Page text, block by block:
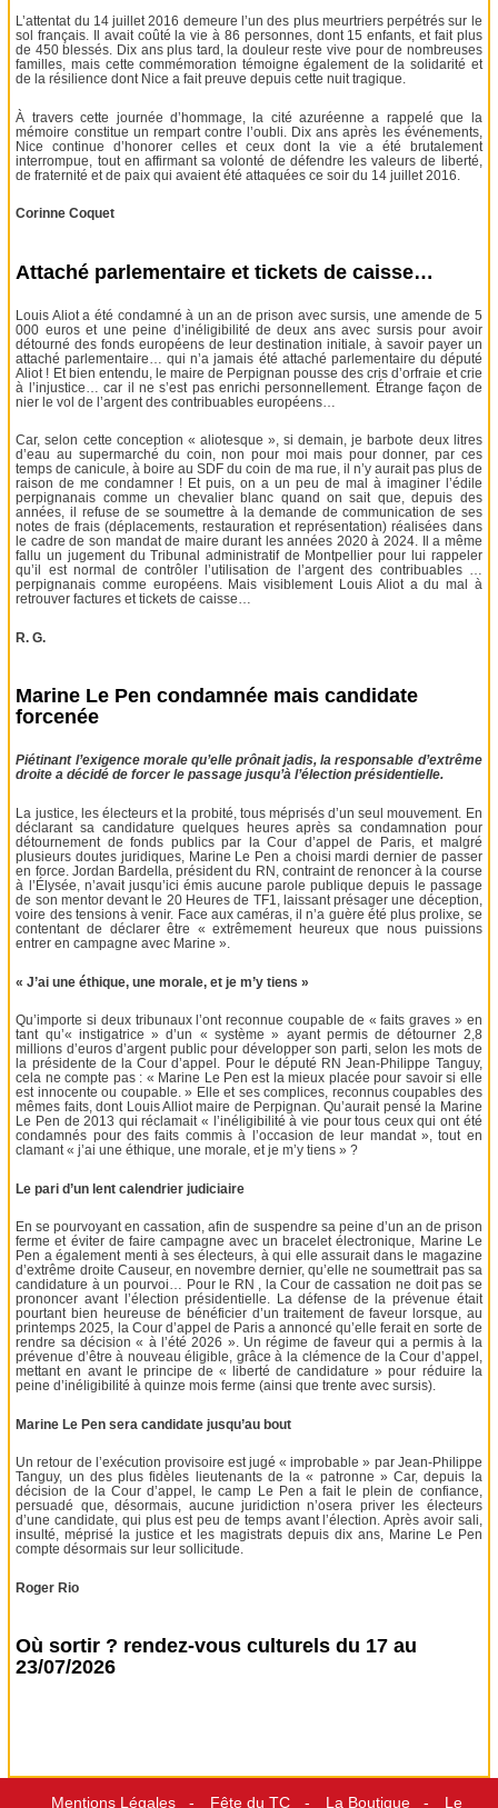
L’attentat du 14 juillet 2016 demeure l’un des plus meurtriers perpétrés sur le
sol français. Il avait coûté la vie à 86 personnes, dont 15 enfants, et fait plus
de 450 blessés. Dix ans plus tard, la douleur reste vive pour de nombreuses
familles, mais cette commémoration témoigne également de la solidarité et
de la résilience dont Nice a fait preuve depuis cette nuit tragique.
À travers cette journée d’hommage, la cité azuréenne a rappelé que la
mémoire constitue un rempart contre l’oubli. Dix ans après les événements,
Nice continue d’honorer celles et ceux dont la vie a été brutalement
interrompue, tout en affirmant sa volonté de défendre les valeurs de liberté,
de fraternité et de paix qui avaient été attaquées ce soir du 14 juillet 2016.
Corinne Coquet
Attaché parlementaire et tickets de caisse…
Louis Aliot a été condamné à un an de prison avec sursis, une amende de 5
000 euros et une peine d’inéligibilité de deux ans avec sursis pour avoir
détourné des fonds européens de leur destination initiale, à savoir payer un
attaché parlementaire… qui n’a jamais été attaché parlementaire du député
Aliot ! Et bien entendu, le maire de Perpignan pousse des cris d’orfraie et crie
à l’injustice… car il ne s’est pas enrichi personnellement. Étrange façon de
nier le vol de l’argent des contribuables européens…
Car, selon cette conception « aliotesque », si demain, je barbote deux litres
d’eau au supermarché du coin, non pour moi mais pour donner, par ces
temps de canicule, à boire au SDF du coin de ma rue, il n’y aurait pas plus de
raison de me condamner ! Et puis, on a un peu de mal à imaginer l’édile
perpignanais comme un chevalier blanc quand on sait que, depuis des
années, il refuse de se soumettre à la demande de communication de ses
notes de frais (déplacements, restauration et représentation) réalisées dans
le cadre de son mandat de maire durant les années 2020 à 2024. Il a même
fallu un jugement du Tribunal administratif de Montpellier pour lui rappeler
qu’il est normal de contrôler l’utilisation de l’argent des contribuables …
perpignanais comme européens. Mais visiblement Louis Aliot a du mal à
retrouver factures et tickets de caisse…
R. G.
Marine Le Pen condamnée mais candidate
forcenée
Piétinant l’exigence morale qu’elle prônait jadis, la responsable d’extrême
droite a décidé de forcer le passage jusqu’à l’élection présidentielle.
La justice, les électeurs et la probité, tous méprisés d’un seul mouvement. En
déclarant sa candidature quelques heures après sa condamnation pour
détournement de fonds publics par la Cour d’appel de Paris, et malgré
plusieurs doutes juridiques, Marine Le Pen a choisi mardi dernier de passer
en force. Jordan Bardella, président du RN, contraint de renoncer à la course
à l’Élysée, n’avait jusqu’ici émis aucune parole publique depuis le passage
de son mentor devant le 20 Heures de TF1, laissant présager une déception,
voire des tensions à venir. Face aux caméras, il n’a guère été plus prolixe, se
contentant de déclarer être « extrêmement heureux que nous puissions
entrer en campagne avec Marine ».
« J’ai une éthique, une morale, et je m’y tiens »
Qu’importe si deux tribunaux l’ont reconnue coupable de « faits graves » en
tant qu’« instigatrice » d’un « système » ayant permis de détourner 2,8
millions d’euros d’argent public pour développer son parti, selon les mots de
la présidente de la Cour d’appel. Pour le député RN Jean-Philippe Tanguy,
cela ne compte pas : « Marine Le Pen est la mieux placée pour savoir si elle
est innocente ou coupable. » Elle et ses complices, reconnus coupables des
mêmes faits, dont Louis Alliot maire de Perpignan. Qu’aurait pensé la Marine
Le Pen de 2013 qui réclamait « l’inéligibilité à vie pour tous ceux qui ont été
condamnés pour des faits commis à l’occasion de leur mandat », tout en
clamant « j’ai une éthique, une morale, et je m’y tiens » ?
Le pari d’un lent calendrier judiciaire
En se pourvoyant en cassation, afin de suspendre sa peine d’un an de prison
ferme et éviter de faire campagne avec un bracelet électronique, Marine Le
Pen a également menti à ses électeurs, à qui elle assurait dans le magazine
d’extrême droite Causeur, en novembre dernier, qu’elle ne soumettrait pas sa
candidature à un pourvoi… Pour le RN , la Cour de cassation ne doit pas se
prononcer avant l’élection présidentielle. La défense de la prévenue était
pourtant bien heureuse de bénéficier d’un traitement de faveur lorsque, au
printemps 2025, la Cour d’appel de Paris a annoncé qu’elle ferait en sorte de
rendre sa décision « à l’été 2026 ». Un régime de faveur qui a permis à la
prévenue d’être à nouveau éligible, grâce à la clémence de la Cour d’appel,
mettant en avant le principe de « liberté de candidature » pour réduire la
peine d’inéligibilité à quinze mois ferme (ainsi que trente avec sursis).
Marine Le Pen sera candidate jusqu’au bout
Un retour de l’exécution provisoire est jugé « improbable » par Jean-Philippe
Tanguy, un des plus fidèles lieutenants de la « patronne » Car, depuis la
décision de la Cour d’appel, le camp Le Pen a fait le plein de confiance,
persuadé que, désormais, aucune juridiction n’osera priver les électeurs
d’une candidate, qui plus est peu de temps avant l’élection. Après avoir sali,
insulté, méprisé la justice et les magistrats depuis dix ans, Marine Le Pen
compte désormais sur leur sollicitude.
Roger Rio
Où sortir ? rendez-vous culturels du 17 au
23/07/2026
Mentions Légales Fête du TC La Boutique Le